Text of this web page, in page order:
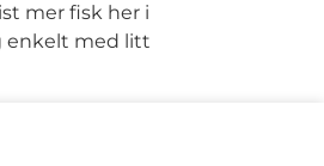
mer fisk her i
enkelt med litt